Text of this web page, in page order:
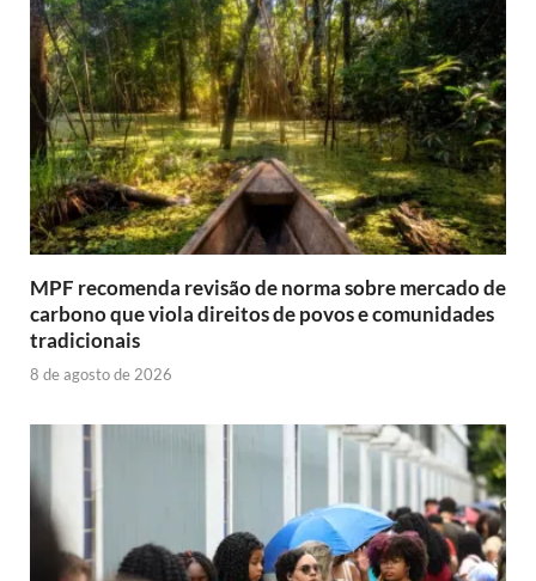
MPF recomenda revisão de norma sobre mercado de
carbono que viola direitos de povos e comunidades
tradicionais
8 de agosto de 2026